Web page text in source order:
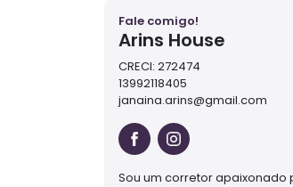
Fale comigo!
Arins House
CRECI: 272474
13992118405
janaina.arins@gmail.com
Sou um corretor apaixonado